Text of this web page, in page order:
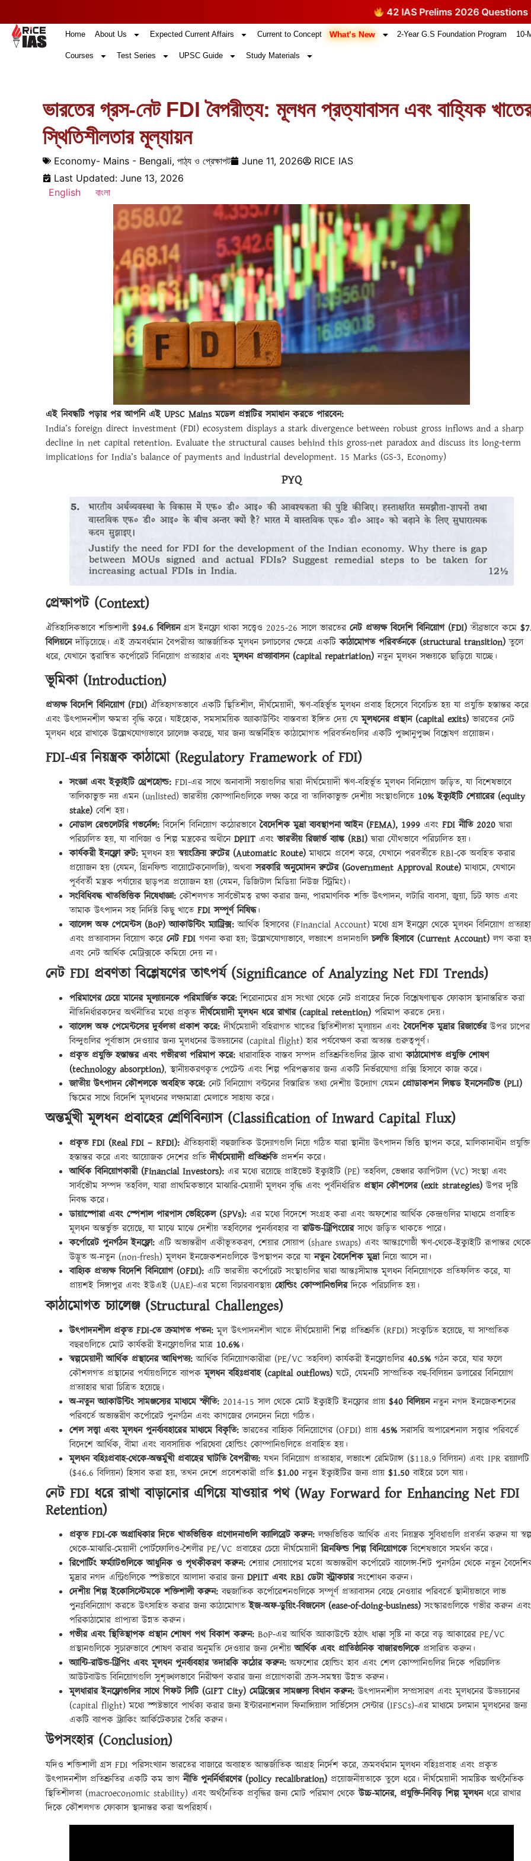
42 IAS Prelims 2026 Questions Themes
Home About Us Expected Current Affairs Current to Concept What’s New 2-Year G.S Foundation Program 10-
Courses Test Series UPSC Guide Study Materials
ভারতের গ্রস-নেট FDI বৈপরীত্য: মূলধন প্রত্যাবাসন এবং বাহ্যিক
স্থিতিশীলতার মূল্যায়ন
Economy- Mains - Bengali, পাঠ্য ও প্রেক্ষাপট June 11, 2026
RICE IAS
Last Updated: June 13, 2026
English
বাংলা
এই নিবন্ধটি পড়ার পর আপনি এই UPSC Mains মডেল প্রশ্নটির সমাধান করতে পারবেন:
India’s foreign direct investment (FDI) ecosystem displays a stark divergence between robust gross inflows and a sharp
decline in net capital retention. Evaluate the structural causes behind this gross-net paradox and discuss its long-term
implications for India’s balance of payments and industrial development. 15 Marks (GS-3, Economy)
PYQ
প্রেক্ষাপট (Context)
ঐতিহাসিকভাবে শক্তিশালী $94.6 বিলিয়নগ্রস ইনফ্লো থাকা সত্ত্বেও 2025-26 সালে ভারতের নেট প্রত্যক্ষ বিদেশি বিনিয়োগ (FDI) তীব্রভাবে কমে
বিলিয়নেদাঁড়িয়েছে। এই ক্রমবর্ধমান বৈপরীত্য আন্তর্জাতিক মূলধন চলাচলের ক্ষেত্রে একটিকাঠামোগত পরিবর্তনকে (structural transition) তুলে
ধরে, যেখানে ত্বরান্বিত কর্পোরেট বিনিয়োগ প্রত্যাহার এবংমূলধন প্রত্যাবাসন (capital repatriation) নতুন মূলধন সঞ্চয়কে ছাড়িয়ে যাচ্ছে।
ভূমিকা (Introduction)
প্রত্যক্ষ বিদেশি বিনিয়োগ (FDI) ঐতিহ্যগতভাবে একটি স্থিতিশীল, দীর্ঘমেয়াদী, ঋণ-বহির্ভূত মূলধন প্রবাহ হিসেবে বিবেচিত হয় যা প্রযুক্তি হস্তান্তর করে
এবং উৎপাদনশীল ক্ষমতা বৃদ্ধি করে। যাইহোক, সমসাময়িক অ্যাকাউন্টিং বাস্তবতা ইঙ্গিত দেয় যেমূলধনের প্রস্থান (capital exits) ভারতের নেট
মূলধন ধরে রাখাকে উল্লেখযোগ্যভাবে চ্যালেঞ্জ করছে, যার জন্য অন্তর্নিহিত কাঠামোগত পরিবর্তনগুলির একটি পুঙ্খানুপুঙ্খ বিশ্লেষণ প্রয়োজন।
FDI-এর নিয়ন্ত্রক কাঠামো (Regulatory Framework of FDI)
সংজ্ঞা এবং ইক্যুইটি থ্রেশহোল্ড: FDI-এর সাথে অনাবাসী সত্তাগুলির দ্বারা দীর্ঘমেয়াদী ঋণ-বহির্ভূত মূলধন বিনিয়োগ জড়িত, যা বিশেষভাবে
তালিকাভুক্ত নয় এমন (unlisted) ভারতীয় কোম্পানিগুলিকে লক্ষ্য করে বা তালিকাভুক্ত দেশীয় সংস্থাগুলিতে 10% ইক্যুইটি শেয়ারের (equity
stake) বেশি হয়।
নোডাল রেগুলেটরি গভর্নেন্স: বিদেশি বিনিয়োগ কঠোরভাবেবৈদেশিক মুদ্রা ব্যবস্থাপনা আইন (FEMA), 1999 এবং FDI নীতি 2020 দ্বারা
পরিচালিত হয়, যা বাণিজ্য ও শিল্প মন্ত্রকের অধীনে DPIIT এবংভারতীয় রিজার্ভ ব্যাঙ্ক (RBI) দ্বারা যৌথভাবে পরিচালিত হয়।
কার্যকরী ইনফ্লো রুট: মূলধন হয়স্বয়ংক্রিয় রুটের (Automatic Route) মাধ্যমে প্রবেশ করে, যেখানে পরবর্তীতে RBI-কে অবহিত করার
প্রয়োজন হয় (যেমন, গ্রিনফিল্ড বায়োটেকনোলজি), অথবাসরকারি অনুমোদন রুটের (Government Approval Route) মাধ্যমে, যেখানে
পূর্ববর্তী মন্ত্রক পর্যায়ের ছাড়পত্র প্রয়োজন হয় (যেমন, ডিজিটাল মিডিয়া নিউজ স্ট্রিমিং)।
সংবিধিবদ্ধ খাতভিত্তিক নিষেধাজ্ঞা: কৌশলগত সার্বভৌমত্ব রক্ষা করার জন্য, পারমাণবিক শক্তি উৎপাদন, লটারি ব্যবসা, জুয়া, চিট ফান্ড এবং
তামাক উৎপাদন সহ নির্দিষ্ট কিছু খাতে FDI সম্পূর্ণ নিষিদ্ধ।
ব্যালেন্স অফ পেমেন্টস (BoP) অ্যাকাউন্টিং ম্যাট্রিক্স: আর্থিক হিসাবের (Financial Account) মধ্যে গ্রস ইনফ্লো থেকে মূলধন বিনিয়োগ
এবং প্রত্যাবাসন বিয়োগ করে নেট FDI গণনা করা হয়; উল্লেখযোগ্যভাবে, লভ্যাংশ প্রদানগুলিচলতি হিসাবে (Current Account) লগ করা
এবং নেট আর্থিক মেট্রিক্সকে কমিয়ে দেয় না।
নেট FDI প্রবণতা বিশ্লেষণের তাৎপর্য (Significance of Analyzing Net FDI Trends)
পরিমাণের চেয়ে মানের মূল্যায়নকে পরিমার্জিত করে: শিরোনামের গ্রস সংখ্যা থেকে নেট প্রবাহের দিকে বিশ্লেষণাত্মক ফোকাস স্থানান্তরিত করা
নীতিনির্ধারকদের অর্থনীতির মধ্যে প্রকৃতদীর্ঘমেয়াদী মূলধন ধরে রাখার (capital retention) পরিমাপ করতে দেয়।
ব্যালেন্স অফ পেমেন্টসের দুর্বলতা প্রকাশ করে: দীর্ঘমেয়াদী বহিরাগত খাতের স্থিতিশীলতা মূল্যায়ন এবংবৈদেশিক মুদ্রার রিজার্ভেরউপর চাপের
বিন্দুগুলির পূর্বাভাস দেওয়ার জন্য মূলধনের উড্ডয়নের (capital flight) হার পর্যবেক্ষণ করা অত্যন্ত গুরুত্বপূর্ণ।
প্রকৃত প্রযুক্তি হস্তান্তর এবং গভীরতা পরিমাপ করে: ধারাবাহিক বাস্তব সম্পদ প্রতিশ্রুতিগুলির ট্র্যাক রাখাকাঠামোগত প্রযুক্তি শোষণ
(technology absorption), স্থানীয়করণকৃত পেটেন্ট এবং শিল্প পরিপক্কতার জন্য একটি নির্ভরযোগ্য প্রক্সি হিসাবে কাজ করে।
জাতীয় উৎপাদন কৌশলকে অবহিত করে: নেট বিনিয়োগ বন্টনের বিস্তারিত তথ্য দেশীয় উদ্যোগ যেমন প্রোডাকশন লিঙ্কড ইনসেনটিভ (PLI)
স্কিমের সাথে বিদেশি মূলধনের লক্ষ্যমাত্রা মেলাতে সাহায্য করে।
অন্তর্মুখী মূলধন প্রবাহের শ্রেণিবিন্যাস (Classification of Inward Capital Flux)
প্রকৃত FDI (Real FDI – RFDI): ঐতিহ্যবাহী বহুজাতিক উদ্যোগগুলি নিয়ে গঠিত যারা স্থানীয় উৎপাদন ভিত্তি স্থাপন করে, মালিকানাধীন প্রযুক্তি
হস্তান্তর করে এবং আয়োজক দেশের প্রতিদীর্ঘমেয়াদী প্রতিশ্রুতিপ্রদর্শন করে।
আর্থিক বিনিয়োগকারী (Financial Investors): এর মধ্যে রয়েছে প্রাইভেট ইক্যুইটি (PE) তহবিল, ভেঞ্চার ক্যাপিটাল (VC) সংস্থা এবং
সার্বভৌম সম্পদ তহবিল, যারা প্রাথমিকভাবে মাঝারি-মেয়াদী মূলধন বৃদ্ধি এবং পূর্বনির্ধারিত প্রস্থান কৌশলের (exit strategies) উপর দৃষ্টি
নিবদ্ধ করে।
ডায়াস্পোরা এবং স্পেশাল পারপাস ভেহিকেল (SPVs): এর মধ্যে বিদেশে সংগ্রহ করা এবং অফশোর আর্থিক কেন্দ্রগুলির মাধ্যমে প্রবাহিত
মূলধন অন্তর্ভুক্ত রয়েছে, যা মাঝে মাঝে দেশীয় তহবিলের পুনর্ব্যবহার বারাউন্ড-ট্রিপিংয়েরসাথে জড়িত থাকতে পারে।
কর্পোরেট পুনর্গঠন ইনফ্লো: এটি অভ্যন্তরীণ একীভূতকরণ, শেয়ার সোয়াপ (share swaps) এবং আন্তঃগোষ্ঠী ঋণ-থেকে-ইক্যুইটি রূপান্তর থেকে
উদ্ভূত অ-নতুন (non-fresh) মূলধন ইনজেকশনগুলিকে উপস্থাপন করে যানতুন বৈদেশিক মুদ্রানিয়ে আসে না।
বাহ্যিক প্রত্যক্ষ বিদেশি বিনিয়োগ (OFDI): এটি ভারতীয় কর্পোরেট সংস্থাগুলির দ্বারা আন্তঃসীমান্ত মূলধন বিনিয়োগকে প্রতিফলিত করে, যা
প্রায়শই সিঙ্গাপুর এবং ইউএই (UAE)-এর মতো বিচারব্যবস্থায় হোল্ডিং কোম্পানিগুলিরদিকে পরিচালিত হয়।
কাঠামোগত চ্যালেঞ্জ (Structural Challenges)
উৎপাদনশীল প্রকৃত FDI-তে ক্রমাগত পতন: মূল উৎপাদনশীল খাতে দীর্ঘমেয়াদী শিল্প প্রতিশ্রুতি (RFDI) সংকুচিত হয়েছে, যা সাম্প্রতিক
বছরগুলিতে মোট কার্যকরী ইনফ্লোগুলির মাত্র 10.6%।
স্বল্পমেয়াদী আর্থিক প্রস্থানের আধিপত্য: আর্থিক বিনিয়োগকারীরা (PE/VC তহবিল) কার্যকরী ইনফ্লোগুলির 40.5% গঠন করে, যার ফলে
কৌশলগত প্রস্থানের পর্যায়গুলিতে ব্যাপকমূলধন বহিঃপ্রবাহ (capital outflows) ঘটে, যেমনটি সাম্প্রতিক বহু-বিলিয়ন ডলারের বিনিয়োগ
প্রত্যাহার দ্বারা চিত্রিত হয়েছে।
অ-নতুন অ্যাকাউন্টিং সামঞ্জস্যের মাধ্যমে স্ফীতি: 2014-15 সাল থেকে মোট ইক্যুইটি ইনফ্লোর প্রায় $40 বিলিয়ননতুন নগদ ইনজেকশনের
পরিবর্তে অভ্যন্তরীণ কর্পোরেট পুনর্গঠন এবং কাগজের লেনদেন নিয়ে গঠিত।
শেল সত্ত্বা এবং মূলধন পুনর্ব্যবহারের মাধ্যমে বিকৃতি: ভারতের বাহ্যিক বিনিয়োগের (OFDI) প্রায় 45% সরাসরি অপারেশনাল সত্ত্বার পরিবর্তে
বিদেশে আর্থিক, বীমা এবং ব্যবসায়িক পরিষেবা হোল্ডিং কোম্পানিগুলিতে প্রবাহিত হয়।
মূলধন বহিঃপ্রবাহ-থেকে-অন্তর্মুখী প্রবাহের ঘাটতি বৈপরীত্য: যখন বিনিয়োগ প্রত্যাহার, লভ্যাংশ রেমিট্যান্স ($118.9 বিলিয়ন) এবং IPR রয়্যালটি
($46.6 বিলিয়ন) হিসাব করা হয়, তখন দেশে প্রবেশকারী প্রতি $1.00 নতুন ইক্যুইটির জন্য প্রায় $1.50 বাইরে চলে যায়।
নেট FDI ধরে রাখা বাড়ানোর এগিয়ে যাওয়ার পথ (Way Forward for Enhancing Net FDI
Retention)
প্রকৃত FDI-কে অগ্রাধিকার দিতে খাতভিত্তিক প্রণোদনাগুলি ক্যালিব্রেট করুন: লক্ষ্যভিত্তিক আর্থিক এবং নিয়ন্ত্রক সুবিধাগুলি প্রবর্তন করুন যা
থেকে-মাঝারি-মেয়াদী পোর্টফোলিও-শৈলীর PE/VC প্রবাহের চেয়ে দীর্ঘমেয়াদীগ্রিনফিল্ড শিল্প বিনিয়োগকেবিশেষভাবে সমর্থন করে।
রিপোর্টিং ফর্ম্যাটগুলিকে আধুনিক ও পৃথকীকরণ করুন: শেয়ার সোয়াপের মতো অভ্যন্তরীণ কর্পোরেট ব্যালেন্স-শিট পুনর্গঠন থেকে নতুন
মুদ্রার নগদ এন্ট্রিগুলিকে স্পষ্টভাবে আলাদা করার জন্য DPIIT এবং RBI ডেটা স্ট্রাকচারসংশোধন করুন।
দেশীয় শিল্প ইকোসিস্টেমকে শক্তিশালী করুন: বহুজাতিক কর্পোরেশনগুলিকে সম্পূর্ণ প্রত্যাবাসন বেছে নেওয়ার পরিবর্তে স্থানীয়ভাবে লাভ
পুনঃবিনিয়োগ করতে উৎসাহিত করার জন্য কাঠামোগতইজ-অফ-ডুয়িং-বিজনেস (ease-of-doing-business) সংস্কারগুলিকে গভীর করুন এবং
পরিকাঠামোর প্রাপ্যতা উন্নত করুন।
গভীর এবং স্থিতিস্থাপক প্রস্থান শোষণ পথ বিকাশ করুন: BoP-এর আর্থিক অ্যাকাউন্টে হঠাৎ ধাক্কা সৃষ্টি না করে বড় আকারের PE/VC
প্রস্থানগুলিকে সুচারুভাবে শোষণ করার অনুমতি দেওয়ার জন্য দেশীয়আর্থিক এবং প্রাতিষ্ঠানিক বাজারগুলিকেপ্রসারিত করুন।
অ্যান্টি-রাউন্ড-ট্রিপিং এবং মূলধন পুনর্ব্যবহার তদারকি কঠোর করুন: অফশোর হোল্ডিং হাব এবং শেল কোম্পানিগুলির দিকে পরিচালিত
আউটবাউন্ড বিনিয়োগগুলি সুশৃঙ্খলভাবে নিরীক্ষণ করার জন্য প্রয়োগকারী ক্রস-সমন্বয় উন্নত করুন।
মূলধারার ইনফ্লোগুলির সাথে গিফট সিটি (GIFT City) মেট্রিক্সের সামঞ্জস্য বিধান করুন: উৎপাদনশীল সম্প্রসারণ এবং মূলধনের উড্ডয়নের
(capital flight) মধ্যে স্পষ্টভাবে পার্থক্য করার জন্য ইন্টারন্যাশনাল ফিনান্সিয়াল সার্ভিসেস সেন্টার (IFSCs)-এর মাধ্যমে চলমান মূলধনের জন্য
একটি ব্যাপক ট্র্যাকিং আর্কিটেকচার তৈরি করুন।
উপসংহার (Conclusion)
যদিও শক্তিশালী গ্রস FDI পরিসংখ্যান ভারতের বাজারে অব্যাহত আন্তর্জাতিক আগ্রহ নির্দেশ করে, ক্রমবর্ধমান মূলধন বহিঃপ্রবাহ এবং প্রকৃত
উৎপাদনশীল প্রতিশ্রুতির একটি কম ভাগনীতি পুনর্নির্ধারণের (policy recalibration) প্রয়োজনীয়তাকে তুলে ধরে। দীর্ঘমেয়াদী সামষ্টিক অর্থনৈতিক
স্থিতিশীলতা (macroeconomic stability) এবং অর্থনৈতিক প্রবৃদ্ধির জন্য মোট পরিমাণ থেকেউচ্চ-মানের, প্রযুক্তি-নিবিড় শিল্প মূলধনধরে রাখার
দিকে কৌশলগত ফোকাস স্থানান্তর করা অপরিহার্য।